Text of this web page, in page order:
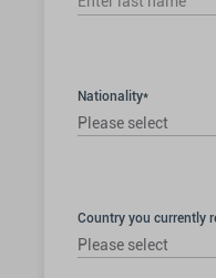
Nationality*
Please select
Country you currently
Please select